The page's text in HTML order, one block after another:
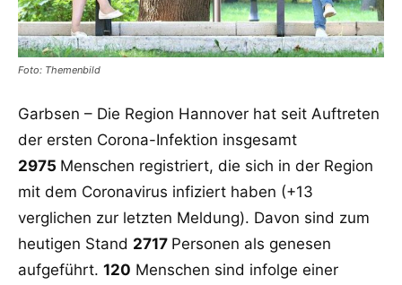
Foto: Themenbild
Garbsen – Die Region Hannover hat seit Auftreten
der ersten Corona-Infektion insgesamt
2975 Menschen registriert, die sich in der Region
mit dem Coronavirus infiziert haben (+13
verglichen zur letzten Meldung). Davon sind zum
heutigen Stand 2717 Personen als genesen
aufgeführt. 120 Menschen sind infolge einer